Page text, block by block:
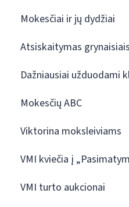
Mokesčiai ir jų dydžiai
Atsiskaitymas
Dažniausiai užduodami
Mokesčių ABC
Viktorina moksleiviams
VMI kviečia į
VMI turto aukcionai